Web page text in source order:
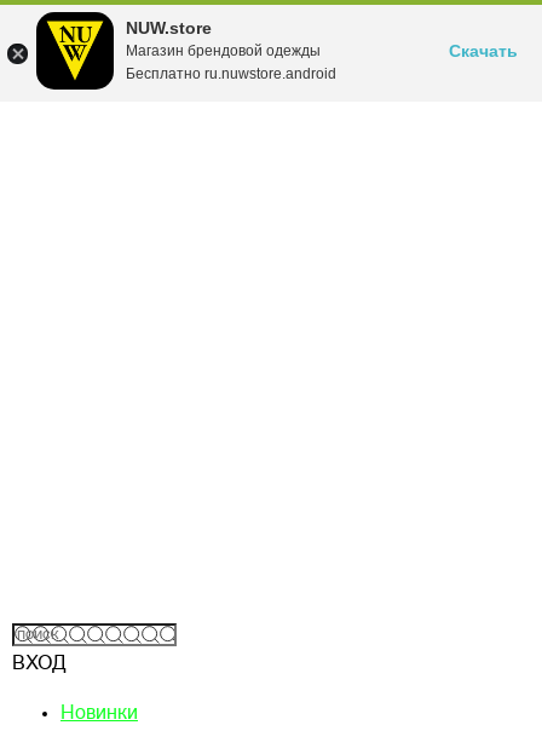
NUW.store
Магазин брендовой одежды
Бесплатно ru.nuwstore.android
Скачать
ВХОД
Новинки